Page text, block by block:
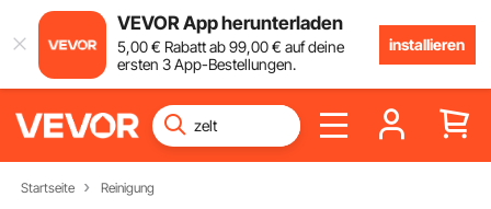
VEVOR App herunterladen
5,00€ Rabatt ab99,00€ auf deine
ersten 3 App-Bestellungen.
installieren
Startseite Reinigung